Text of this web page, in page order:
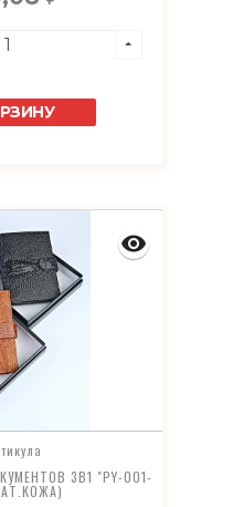
3В1 "PY-001-